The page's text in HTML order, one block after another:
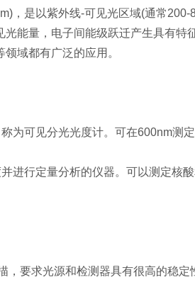
是以紫外线-可见光区域(通常200-
能量，电子间能级跃迁产生具有特
域都有广泛的应用。
可见分光光度计。可在600nm测定
行定量分析的仪器。可以测定核
要求光源和检测器具有很高的稳定